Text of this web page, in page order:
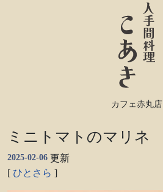
カフェ赤丸店
ミニトマトのマリネ
2025-02-06 更新
[ ひとさら ]